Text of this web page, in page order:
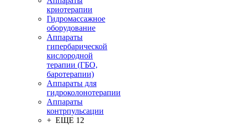
криотерапии
Гидромассажное
оборудование
Аппараты
гипербарической
кислородной
терапии (ГБО,
баротерапии)
Аппараты для
гидроколонотерапии
Аппараты
контрпульсации
+ ЕЩЕ 12